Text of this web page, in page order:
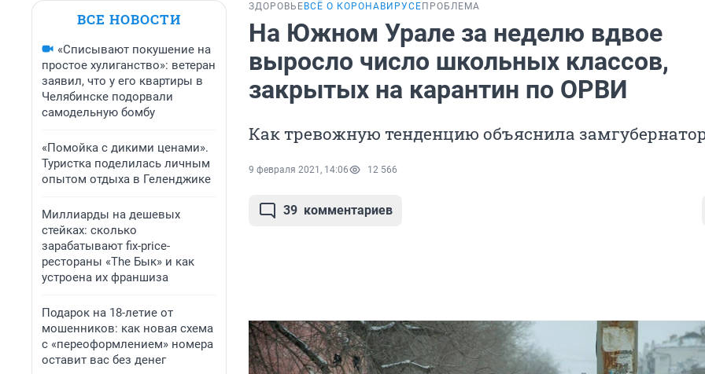
ВСЕ НОВОСТИ
«Списывают покушение на
простое хулиганство»: ветеран
заявил, что у его квартиры в
Челябинске подорвали
самодельную бомбу
«Помойка с дикими ценами».
Туристка поделилась личным
опытом отдыха в Геленджике
Миллиарды на дешевых
стейках: сколько
зарабатывают fix-price-
рестораны «The Бык» и как
устроена их франшиза
Подарок на 18-летие от
мошенников: как новая схема
с «переоформлением» номера
оставит вас без денег
ЗДОРОВЬЕ ВСЁ О КОРОНАВИРУСЕ ПРОБЛЕМА
На Южном Урале за неделю вдвое
выросло число школьных классов,
закрытых на карантин по ОРВИ
Как тревожную тенденцию объяснила
9 февраля 2021, 14:06 12 566
39 комментариев